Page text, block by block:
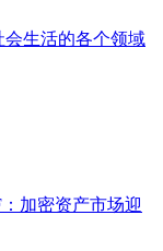
生活的各个领域
加密资产市场迎